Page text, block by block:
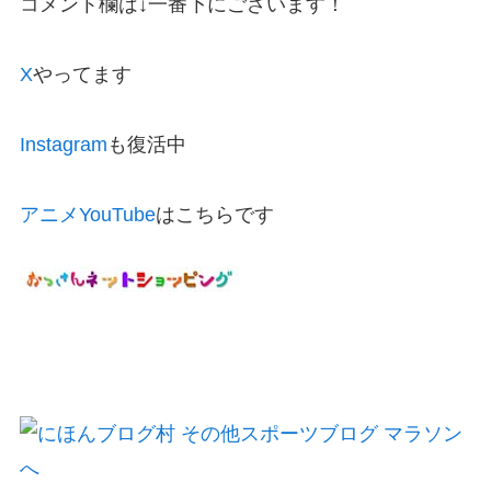
コメント欄は↓一番下にございます！
Xやってます
Instagram も復活中
アニメYouTubeはこちらです